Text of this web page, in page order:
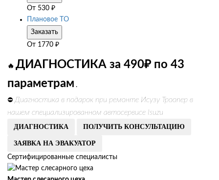
От 530 ₽
Плановое ТО
Заказать
От 1770 ₽
🔥 ДИАГНОСТИКА за 490₽ по 43
параметрам .
⛔ Диагностика в подарок при ремонте Исузу Троопер в
нашем специализированном автосервисе Isuzu
ДИАГНОСТИКА ПОЛУЧИТЬ КОНСУЛЬТАЦИЮ
ЗАЯВКА НА ЭВАКУАТОР
Сертифицированные специалисты